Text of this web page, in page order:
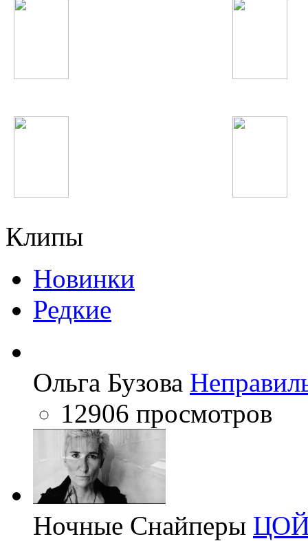
Клипы
Новинки
Редкие
Ольга Бузова
12906 просмотров
Ночные Снайперы